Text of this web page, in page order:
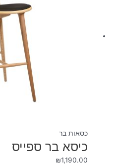
כסאות בר
כיסא בר ספייס
₪1,190.00